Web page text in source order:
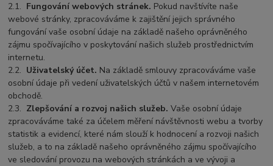
2.1. Fungování webových stránek. Pokud navštívíte naše
webové stránky, zpracováváme k zajištění jejich správného
fungování vaše osobní údaje na základě našeho oprávněného
zájmu spočívajícího v poskytování našich služeb prostřednictvím
internetu.
2.2. Uživatelský účet. Na základě smlouvy zpracováváme vaše
osobní údaje při vedení uživatelských účtů v našem internetovém
obchodě.
2.3. Zlepšování a rozvoj našich služeb.Vaše osobní údaje
zpracováváme také za účelem měření návštěvnosti webu a tvorby
statistik a evidencí, které nám slouží k hodnocení a rozvoji našich
služeb, a to na základě našeho oprávněného zájmu spočívajícího
ve sledování provozu na webových stránkách a ve vývoji a